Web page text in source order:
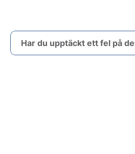
Har du upptäckt ett fel på